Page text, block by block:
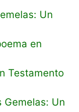
Un
en
Testamento
Gemelas: Un